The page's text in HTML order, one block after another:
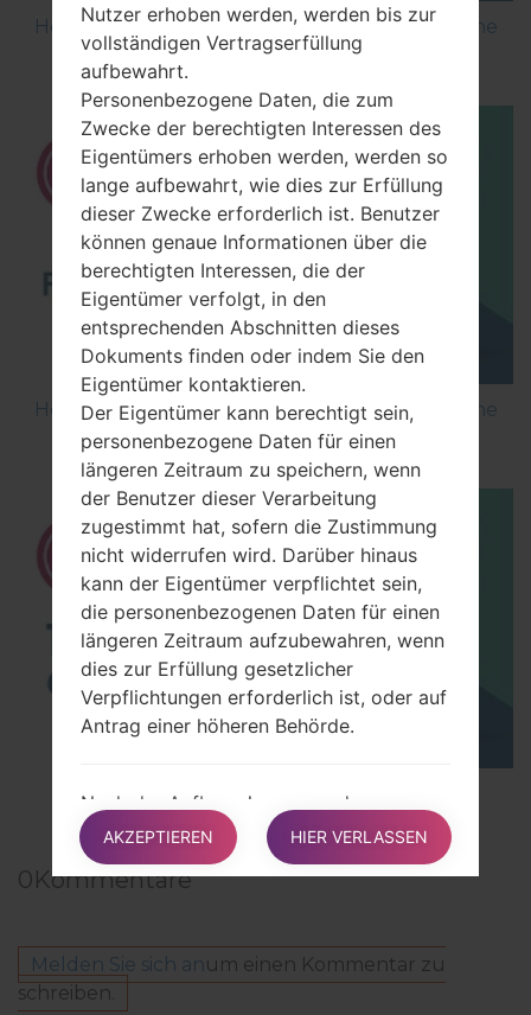
How to Flash Stock Firmware on LG Smartphone
using LG Flash Tool 2014?
How to Flash Stock Firmware on LG Smartphone
using LG UP?
TOP 5 SECRET CODES for LG!
0Kommentare
Melden Sie sich anum einen Kommentar zu
schreiben.
Nutzer erhoben werden, werden bis zur
vollständigen Vertragserfüllung
aufbewahrt.
Personenbezogene Daten, die zum
Zwecke der berechtigten Interessen des
Eigentümers erhoben werden, werden so
lange aufbewahrt, wie dies zur Erfüllung
dieser Zwecke erforderlich ist. Benutzer
können genaue Informationen über die
berechtigten Interessen, die der
Eigentümer verfolgt, in den
entsprechenden Abschnitten dieses
Dokuments finden oder indem Sie den
Eigentümer kontaktieren.
Der Eigentümer kann berechtigt sein,
personenbezogene Daten für einen
längeren Zeitraum zu speichern, wenn
der Benutzer dieser Verarbeitung
zugestimmt hat, sofern die Zustimmung
nicht widerrufen wird. Darüber hinaus
kann der Eigentümer verpflichtet sein,
die personenbezogenen Daten für einen
längeren Zeitraum aufzubewahren, wenn
dies zur Erfüllung gesetzlicher
Verpflichtungen erforderlich ist, oder auf
Antrag einer höheren Behörde.
Nach der Aufbewahrung werden
personenbezogene Daten gelöscht. Das
Recht auf Auskunft, das Recht auf
Löschung, das Recht auf Berichtigung
können daher nach Ablauf der
Aufbewahrungsfrist nicht erfüllt werden.
AKZEPTIEREN HIER VERLASSEN